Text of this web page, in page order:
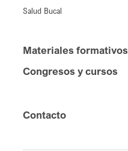
Salud Bucal
Materiales formativos
Congresos y cursos
Contacto